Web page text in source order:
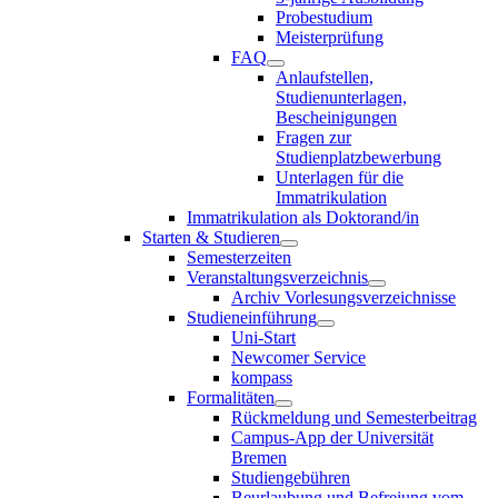
Probestudium
Meisterprüfung
FAQ
Anlaufstellen,
Studienunterlagen,
Bescheinigungen
Fragen zur
Studienplatzbewerbung
Unterlagen für die
Immatrikulation
Immatrikulation als Doktorand/in
Starten & Studieren
Semesterzeiten
Veranstaltungsverzeichnis
Archiv Vorlesungsverzeichnisse
Studieneinführung
Uni-Start
Newcomer Service
kompass
Formalitäten
Rückmeldung und Semesterbeitrag
Campus-App der Universität
Bremen
Studiengebühren